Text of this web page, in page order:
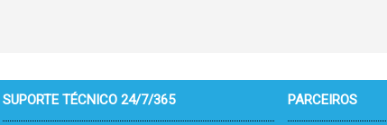
SUPORTE TÉCNICO 24/7/365 PARCEIROS